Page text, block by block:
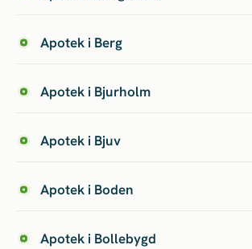
Apotek i Berg
Apotek i Bjurholm
Apotek i Bjuv
Apotek i Boden
Apotek i Bollebygd